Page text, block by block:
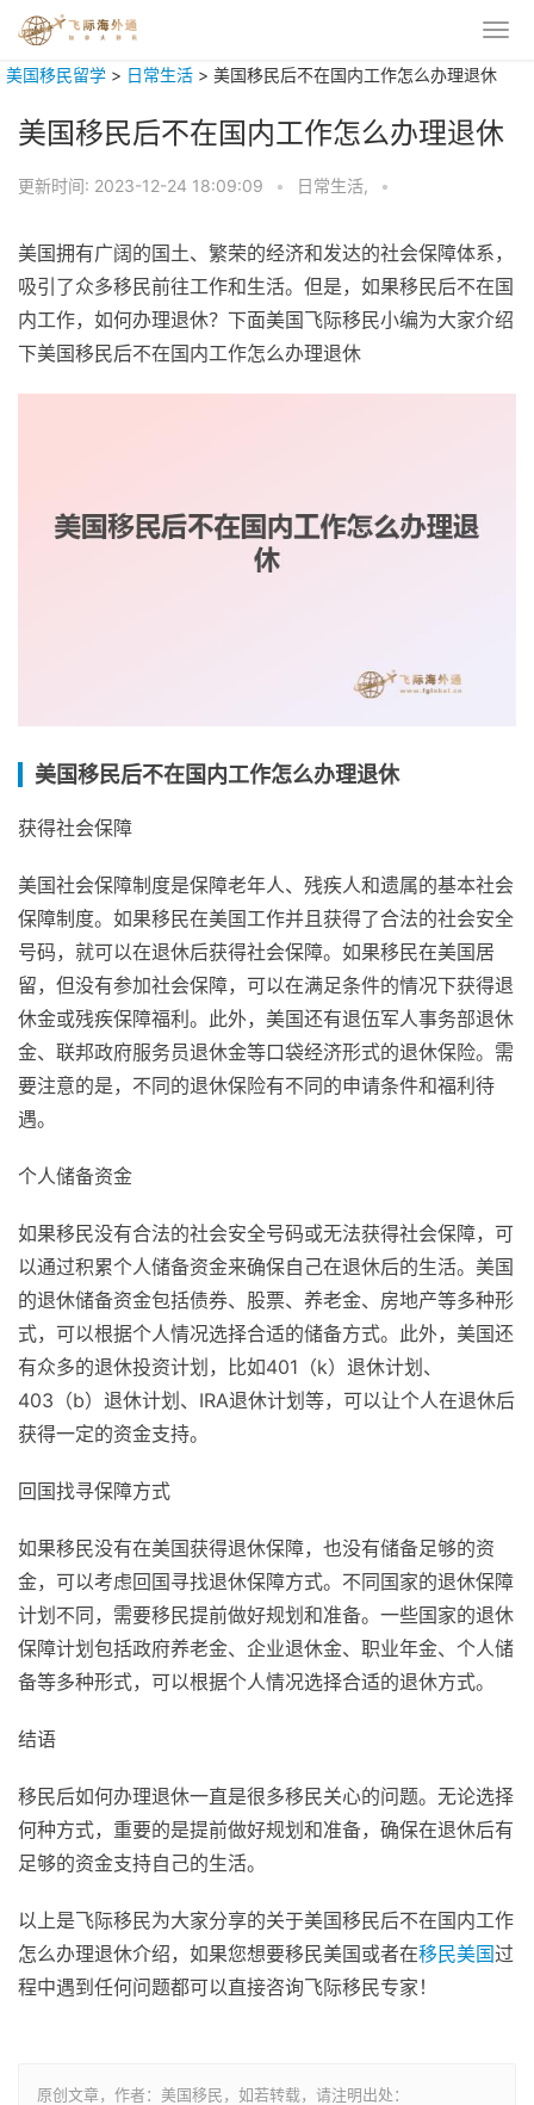
美国移民留学 > 日常生活 > 美国移民后不在国内工作怎么办理退休
美国移民后不在国内工作怎么办理退休
更新时间: 2023-12-24 18:09:09 • 日常生活, •
美国拥有广阔的国土、繁荣的经济和发达的社会保障体系，
吸引了众多移民前往工作和生活。但是，如果移民后不在国
内工作，如何办理退休？下面美国飞际移民小编为大家介绍
下美国移民后不在国内工作怎么办理退休
美国移民后不在国内工作怎么办理退休
获得社会保障
美国社会保障制度是保障老年人、残疾人和遗属的基本社会
保障制度。如果移民在美国工作并且获得了合法的社会安全
号码，就可以在退休后获得社会保障。如果移民在美国居
留，但没有参加社会保障，可以在满足条件的情况下获得退
休金或残疾保障福利。此外，美国还有退伍军人事务部退休
金、联邦政府服务员退休金等口袋经济形式的退休保险。需
要注意的是，不同的退休保险有不同的申请条件和福利待
遇。
个人储备资金
如果移民没有合法的社会安全号码或无法获得社会保障，可
以通过积累个人储备资金来确保自己在退休后的生活。美国
的退休储备资金包括债券、股票、养老金、房地产等多种形
式，可以根据个人情况选择合适的储备方式。此外，美国还
有众多的退休投资计划，比如401（k）退休计划、
403（b）退休计划、IRA退休计划等，可以让个人在退休后
获得一定的资金支持。
回国找寻保障方式
如果移民没有在美国获得退休保障，也没有储备足够的资
金，可以考虑回国寻找退休保障方式。不同国家的退休保障
计划不同，需要移民提前做好规划和准备。一些国家的退休
保障计划包括政府养老金、企业退休金、职业年金、个人储
备等多种形式，可以根据个人情况选择合适的退休方式。
结语
移民后如何办理退休一直是很多移民关心的问题。无论选择
何种方式，重要的是提前做好规划和准备，确保在退休后有
足够的资金支持自己的生活。
以上是飞际移民为大家分享的关于美国移民后不在国内工作
怎么办理退休介绍，如果您想要移民美国或者在移民美国过
程中遇到任何问题都可以直接咨询飞际移民专家！
原创文章，作者：美国移民，如若转载，请注明出处：